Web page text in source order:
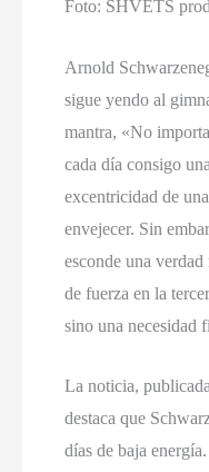
Foto: SHVETS
Arnold
sigue yendo al
mantra, «No
cada día consigo
excentricidad de
envejecer. Sin
esconde una
de fuerza en la
sino una necesidad
La noticia,
destaca que
días de baja